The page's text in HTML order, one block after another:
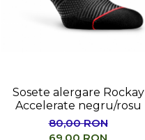
Sosete alergare Rockay
Accelerate negru/rosu
80,00 RON